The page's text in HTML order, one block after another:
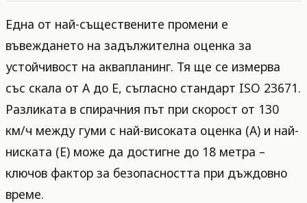
Една от най-съществените промени е
въвеждането на задължителна оценка за
устойчивост на аквапланинг. Тя ще се измерва
със скала от A до E, съгласно стандарт ISO 23671.
Разликата в спирачния път при скорост от 130
км/ч между гуми с най-високата оценка (A) и най-
ниската (E) може да достигне до 18 метра –
ключов фактор за безопасността при дъждовно
време.